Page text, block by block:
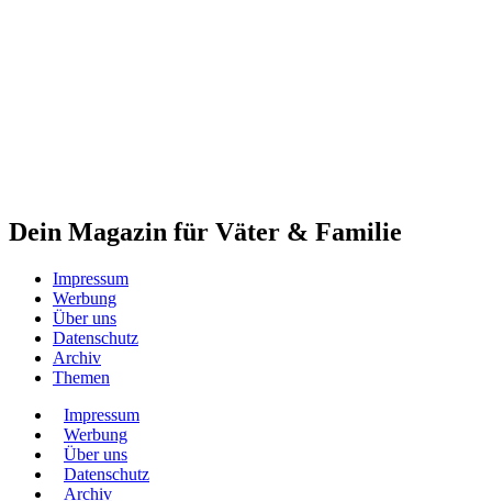
Dein Magazin für Väter & Familie
Impressum
Werbung
Über uns
Datenschutz
Archiv
Themen
Impressum
Werbung
Über uns
Datenschutz
Archiv